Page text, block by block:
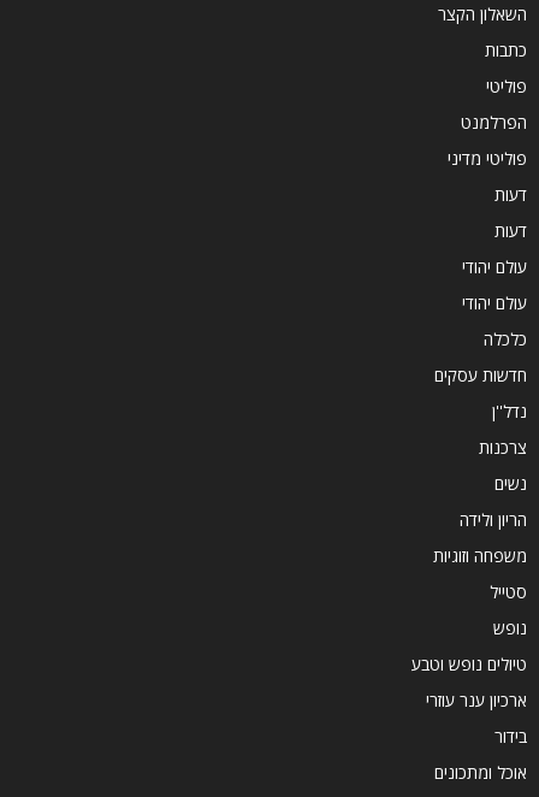
השאלון הקצר
כתבות
פוליטי
הפרלמנט
פוליטי מדיני
דעות
דעות
עולם יהודי
עולם יהודי
כלכלה
חדשות עסקים
נדל''ן
צרכנות
נשים
הריון ולידה
משפחה וזוגיות
סטייל
נופש
טיולים נופש וטבע
ארכיון ענר עוזרי
בידור
אוכל ומתכונים